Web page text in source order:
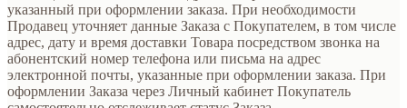
указанный при оформлении заказа. При необходимости
Продавец уточняет данные Заказа с Покупателем, в том числе
адрес, дату и время доставки Товара посредством звонка на
абонентский номер телефона или письма на адрес
электронной почты, указанные при оформлении заказа. При
оформлении Заказа через Личный кабинет Покупатель